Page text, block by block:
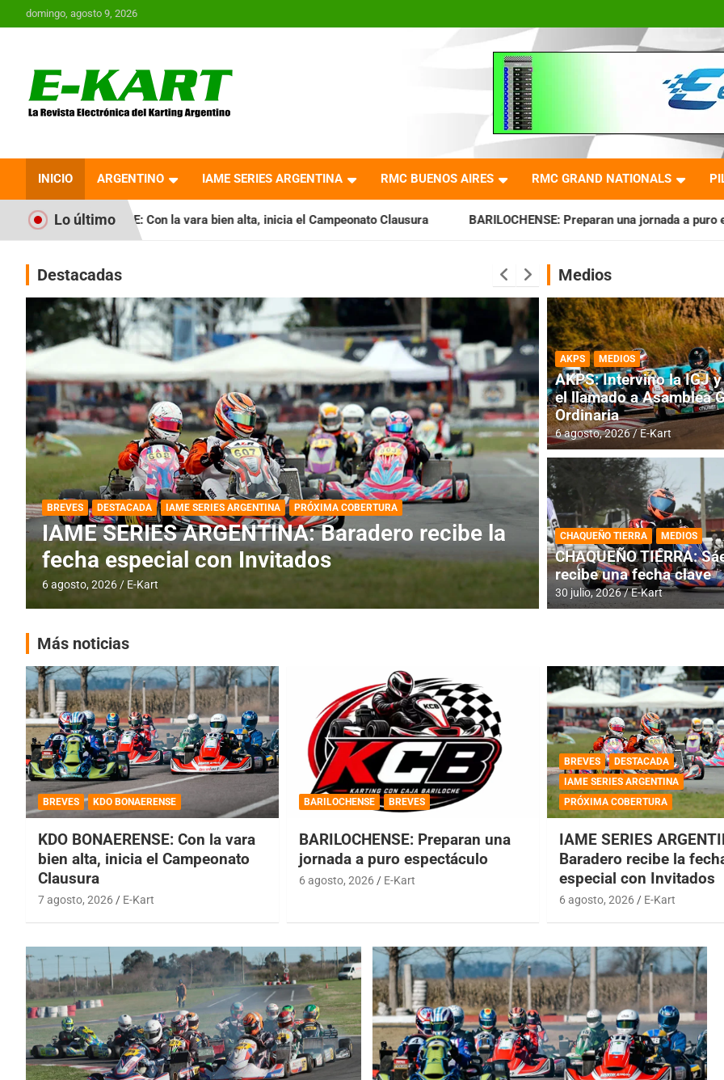
Saltar
al
domingo, agosto 9, 2026
Revista Electrónica del
Karting en Argentina
INICIO ARGENTINO IAME SERIES ARGENTINA RMC BUENOS AIRES RMC GRAND NATIONALS
Lo último
Con la vara bien alta, inicia el Campeonato Clausura BARILOCHENSE: Preparan una jornada a puro espectáculo
Destacadas
BREVES DESTACADA IAME SERIES ARGENTINA PRÓXIMA COBERTURA
IAME SERIES ARGENTINA: Baradero recibe la
fecha especial con Invitados
6 agosto, 2026 E-Kart
DESTACADA IAME SERIES
IAME SERIES
fecha con
4 agosto, 2026 E-Kart
Medios
AKPS MEDIOS
AKPS: Intervino la IGJ
el llamado a Asamblea
Ordinaria
6 agosto, 2026 E-Kart
CHAQUEÑO TIERRA MEDIOS
CHAQUEÑO TIERRA:
recibe una fecha clave
30 julio, 2026 E-Kart
Más noticias
BREVES KDO BONAERENSE
KDO BONAERENSE: Con la vara
bien alta, inicia el Campeonato
Clausura
7 agosto, 2026 E-Kart
BARILOCHENSE BREVES
BARILOCHENSE: Preparan una
jornada a puro espectáculo
6 agosto, 2026 E-Kart
BREVES
DESTACADA
IAME SERIES ARGENTINA
PRÓXIMA COBERTURA
IAME SERIES
Baradero recibe la
especial con Invitados
6 agosto, 2026 E-Kart